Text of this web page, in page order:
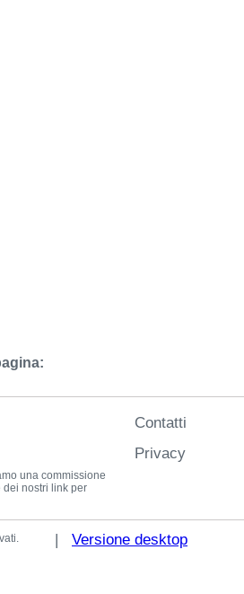
Contatti
Privacy
una commissione
nostri link per
| Versione desktop